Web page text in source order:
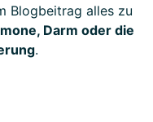
Blogbeitrag alles zu
Darm oder die
.